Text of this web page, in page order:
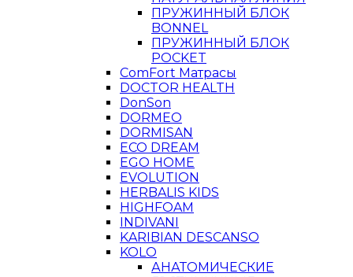
ПРУЖИННЫЙ БЛОК
BONNEL
ПРУЖИННЫЙ БЛОК
POCKET
ComFort Матрасы
DOCTOR HEALTH
DonSon
DORMEO
DORMISAN
ECO DREAM
EGO HOME
EVOLUTION
HERBALIS KIDS
HIGHFOAM
INDIVANI
KARIBIAN DESCANSO
KOLO
АНАТОМИЧЕСКИЕ